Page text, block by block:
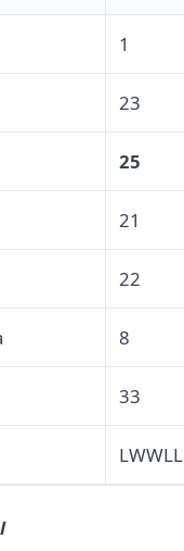
1
23
25
21
22
8
33
LWWLL